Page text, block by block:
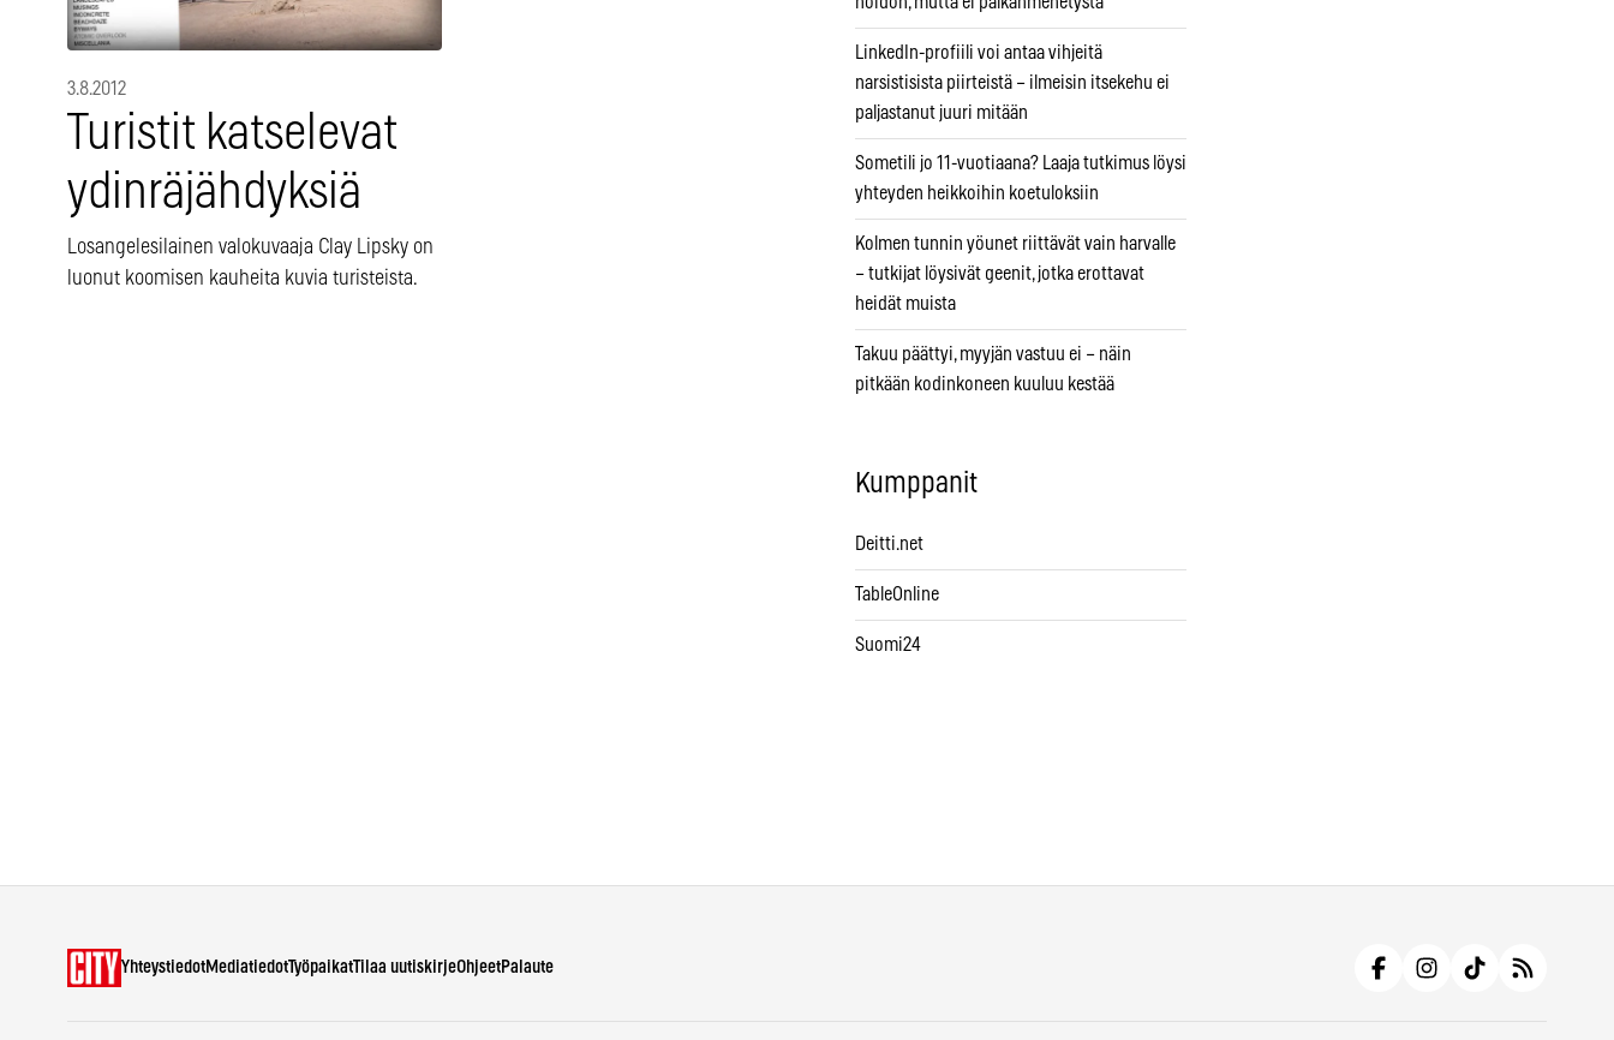
3.8.2012
Turistit katselevat
ydinräjähdyksiä
Losangelesilainen valokuvaaja Clay Lipsky on
luonut koomisen kauheita kuvia turisteista.
LinkedIn-profiili voi antaa vihjeitä
narsistisista piirteistä – ilmeisin itsekehu ei
paljastanut juuri mitään
Sometili jo 11-vuotiaana? Laaja tutkimus löysi
yhteyden heikkoihin koetuloksiin
Kolmen tunnin yöunet riittävät vain harvalle
– tutkijat löysivät geenit, jotka erottavat
heidät muista
Takuu päättyi, myyjän vastuu ei – näin
pitkään kodinkoneen kuuluu kestää
Kumppanit
Deitti.net
TableOnline
Suomi24
YhteystiedotMediatiedotTyöpaikatTilaa uutiskirjeOhjeetPalaute